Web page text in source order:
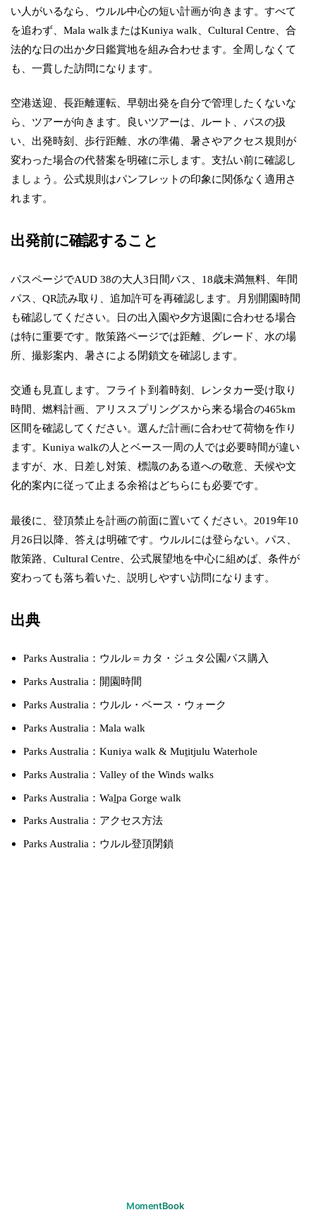
い人がいるなら、ウルル中心の短い計画が向きます。すべて
を追わず、Mala walkまたはKuniya walk、Cultural Centre、合
法的な日の出か夕日鑑賞地を組み合わせます。全周しなくて
も、一貫した訪問になります。
空港送迎、長距離運転、早朝出発を自分で管理したくないな
ら、ツアーが向きます。良いツアーは、ルート、パスの扱
い、出発時刻、歩行距離、水の準備、暑さやアクセス規則が
変わった場合の代替案を明確に示します。支払い前に確認し
ましょう。公式規則はパンフレットの印象に関係なく適用さ
れます。
出発前に確認すること
パスページでAUD 38の大人3日間パス、18歳未満無料、年間
パス、QR読み取り、追加許可を再確認します。月別開園時間
も確認してください。日の出入園や夕方退園に合わせる場合
は特に重要です。散策路ページでは距離、グレード、水の場
所、撮影案内、暑さによる閉鎖文を確認します。
交通も見直します。フライト到着時刻、レンタカー受け取り
時間、燃料計画、アリススプリングスから来る場合の465km
区間を確認してください。選んだ計画に合わせて荷物を作り
ます。Kuniya walkの人とベース一周の人では必要時間が違い
ますが、水、日差し対策、標識のある道への敬意、天候や文
化的案内に従って止まる余裕はどちらにも必要です。
最後に、登頂禁止を計画の前面に置いてください。2019年10
月26日以降、答えは明確です。ウルルには登らない。パス、
散策路、Cultural Centre、公式展望地を中心に組めば、条件が
変わっても落ち着いた、説明しやすい訪問になります。
出典
Parks Australia：ウルル＝カタ・ジュタ公園パス購入
Parks Australia：開園時間
Parks Australia：ウルル・ベース・ウォーク
Parks Australia：Mala walk
Parks Australia：Kuniya walk & Muṯitjulu Waterhole
Parks Australia：Valley of the Winds walks
Parks Australia：Waḻpa Gorge walk
Parks Australia：アクセス方法
Parks Australia：ウルル登頂閉鎖